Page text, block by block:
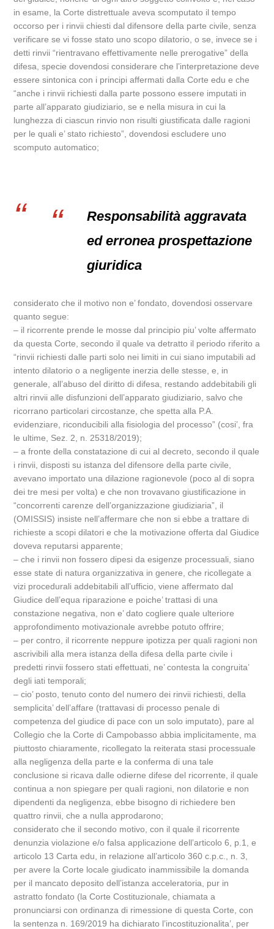
in esame, la Corte distrettuale aveva scomputato il tempo
occorso per i rinvii chiesti dal difensore della parte civile, senza
verificare se vi fosse stato uno scopo dilatorio, o se, invece se i
detti rinvii “rientravano effettivamente nelle prerogative” della
difesa, specie dovendosi considerare che l’interpretazione deve
essere sintonica con i principi affermati dalla Corte edu e che
“anche i rinvii richiesti dalla parte possono essere imputati in
parte all’apparato giudiziario, se e nella misura in cui la
lunghezza di ciascun rinvio non risulti giustificata dalle ragioni
per le quali e’ stato richiesto”, dovendosi escludere uno
scomputo automatico;
Responsabilità aggravata
ed erronea prospettazione
giuridica
considerato che il motivo non e’ fondato, dovendosi osservare
quanto segue:
– il ricorrente prende le mosse dal principio piu’ volte affermato
da questa Corte, secondo il quale va detratto il periodo riferito a
“rinvii richiesti dalle parti solo nei limiti in cui siano imputabili ad
intento dilatorio o a negligente inerzia delle stesse, e, in
generale, all’abuso del diritto di difesa, restando addebitabili gli
altri rinvii alle disfunzioni dell’apparato giudiziario, salvo che
ricorrano particolari circostanze, che spetta alla P.A.
evidenziare, riconducibili alla fisiologia del processo” (cosi’, fra
le ultime, Sez. 2, n. 25318/2019);
– a fronte della constatazione di cui al decreto, secondo il quale
i rinvii, disposti su istanza del difensore della parte civile,
avevano importato una dilazione ragionevole (poco al di sopra
dei tre mesi per volta) e che non trovavano giustificazione in
“concorrenti carenze dell’organizzazione giudiziaria”, il
(OMISSIS) insiste nell’affermare che non si ebbe a trattare di
richieste a scopi dilatori e che la motivazione offerta dal Giudice
doveva reputarsi apparente;
– che i rinvii non fossero dipesi da esigenze processuali, siano
esse state di natura organizzativa in genere, che ricollegate a
vizi procedurali addebitabili all’ufficio, viene affermato dal
Giudice dell’equa riparazione e poiche’ trattasi di una
constazione negativa, non e’ dato cogliere quale ulteriore
approfondimento motivazionale avrebbe potuto offrire;
– per contro, il ricorrente neppure ipotizza per quali ragioni non
ascrivibili alla mera istanza della difesa della parte civile i
predetti rinvii fossero stati effettuati, ne’ contesta la congruita’
degli iati temporali;
– cio’ posto, tenuto conto del numero dei rinvii richiesti, della
semplicita’ dell’affare (trattavasi di processo penale di
competenza del giudice di pace con un solo imputato), pare al
Collegio che la Corte di Campobasso abbia implicitamente, ma
piuttosto chiaramente, ricollegato la reiterata stasi processuale
alla negligenza della parte e la conferma di una tale
conclusione si ricava dalle odierne difese del ricorrente, il quale
continua a non spiegare per quali ragioni, non dilatorie e non
dipendenti da negligenza, ebbe bisogno di richiedere ben
quattro rinvii, che a nulla approdarono;
considerato che il secondo motivo, con il quale il ricorrente
denunzia violazione e/o falsa applicazione dell’articolo 6, p.1, e
articolo 13 Carta edu, in relazione all’articolo 360 c.p.c., n. 3,
per avere la Corte locale giudicato inammissibile la domanda
per il mancato deposito dell’istanza acceleratoria, pur in
astratto fondato (la Corte Costituzionale, chiamata a
pronunciarsi con ordinanza di rimessione di questa Corte, con
la sentenza n. 169/2019 ha dichiarato l’incostituzionalita’, per